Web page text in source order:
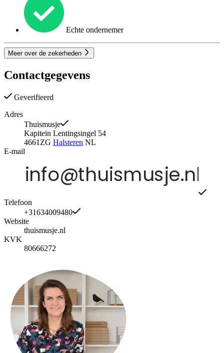
Echte ondernemer
Meer over de zekerheden
Contactgegevens
Geverifieerd
Adres
Thuismusje
Kapitein Lentingsingel 54
4661ZG Halsteren NL
E-mail
Telefoon
+31634009480
Website
thuismusje.nl
KVK
80666272